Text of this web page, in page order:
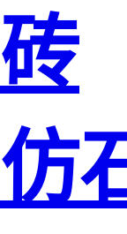
砖
仿